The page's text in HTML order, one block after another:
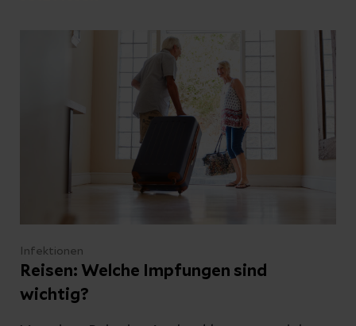
Kopfschmerzen und Sonnenbrand helfen und
was dabei zu beachten ist.
Infektionen
Reisen: Welche Impfungen sind
wichtig?